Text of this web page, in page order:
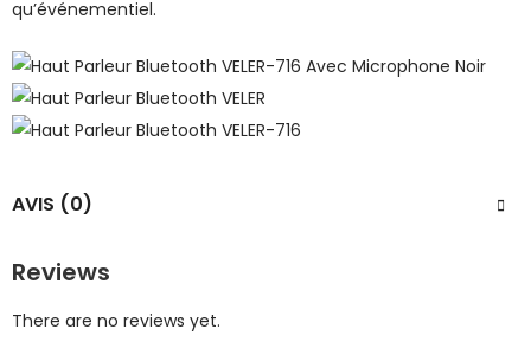
qu’événementiel.
AVIS (0)
Reviews
There are no reviews yet.